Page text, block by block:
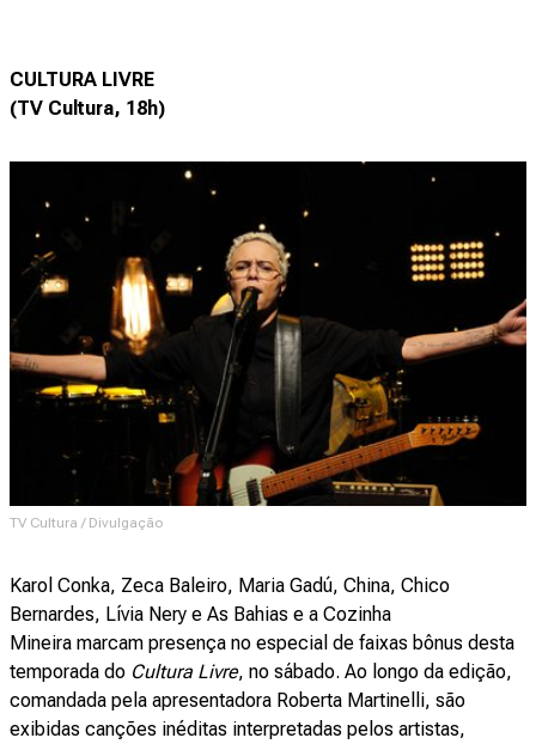
CULTURA LIVRE
(TV Cultura, 18h)
TV Cultura / Divulgação
Karol Conka, Zeca Baleiro, Maria Gadú, China, Chico
Bernardes, Lívia Nery e As Bahias e a Cozinha
Mineira marcam presença no especial de faixas bônus desta
temporada do Cultura Livre, no sábado. Ao longo da edição,
comandada pela apresentadora Roberta Martinelli, são
exibidas canções inéditas interpretadas pelos artistas,